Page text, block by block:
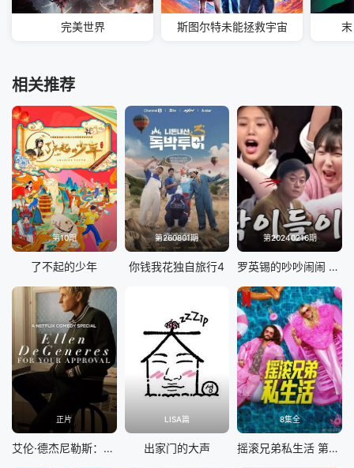
完美世界 斯图尔特未能拯救宇宙
相关推荐
第10期
了不起的少年
第260801期
你钱我花独自旅行4
第20240216期
罗英锡的吵吵闹闹 蹦蹦地球游戏厅篇
正片
艾伦·德杰尼勒斯：请你许可
LISA篇
出家门的大声
8集全
摇滚兄弟私生活 第二季